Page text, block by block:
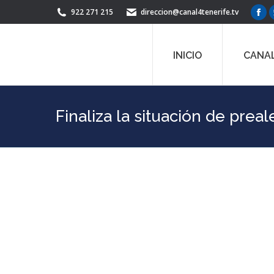
922 271 215 direccion@canal4tenerife.tv
new
INICIO
Finaliza la situación de